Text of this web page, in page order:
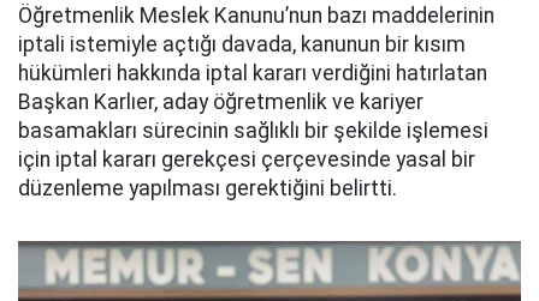
Öğretmenlik Meslek Kanunu’nun bazı maddelerinin
iptali istemiyle açtığı davada, kanunun bir kısım
hükümleri hakkında iptal kararı verdiğini hatırlatan
Başkan Karlıer, aday öğretmenlik ve kariyer
basamakları sürecinin sağlıklı bir şekilde işlemesi
için iptal kararı gerekçesi çerçevesinde yasal bir
düzenleme yapılması gerektiğini belirtti.